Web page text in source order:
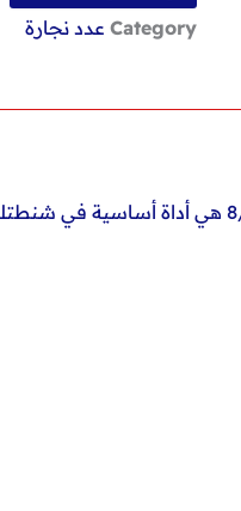
Category عدد نجارة
لو بتشتغل في التنجيد، تركيب الخشب، أو الأشغال